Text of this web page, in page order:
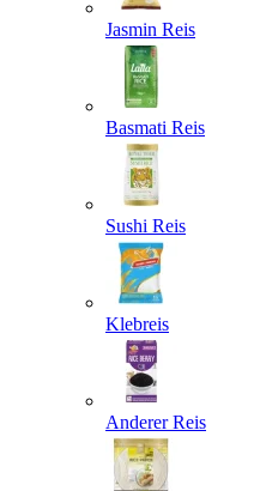
Jasmin Reis
Basmati Reis
Sushi Reis
Klebreis
Anderer Reis